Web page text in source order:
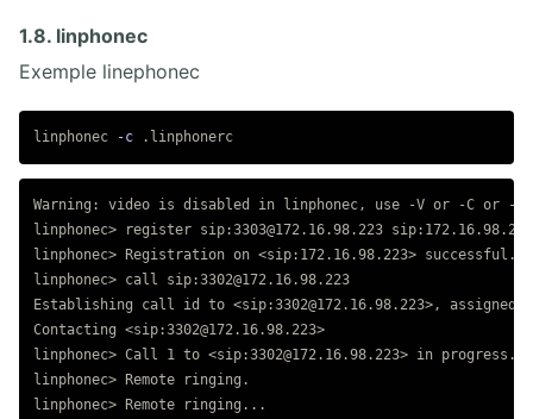
1.8. linphonec
Exemple linephonec
linphonec -c
Warning: video is disabled in linphonec, use -V or -C or -D
linphonec> register sip:3303@172.16.98.223
linphonec> Registration on <sip:172.16.98.223> successful.
linphonec> call sip:3302@172.16.98.223
Establishing call id to <sip:3302@172.16.98.223>, assigned
Contacting <sip:3302@172.16.98.223>
linphonec> Call 1 to <sip:3302@172.16.98.223> in progress.
linphonec> Remote ringing.
linphonec> Remote ringing...